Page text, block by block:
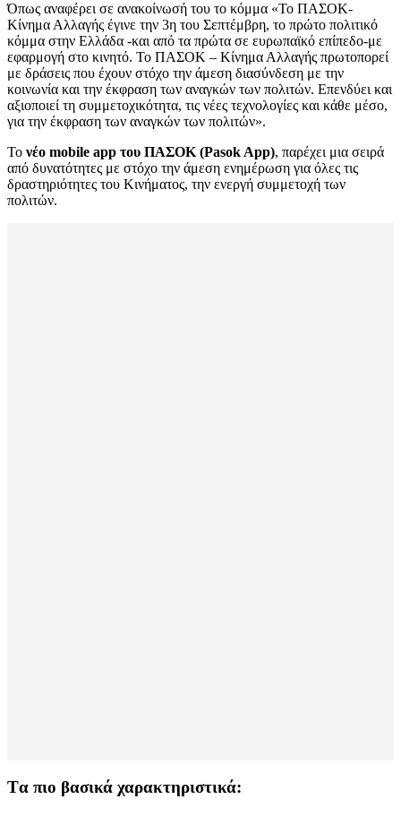
Όπως αναφέρει σε ανακοίνωσή του το κόμμα «To ΠΑΣΟΚ-
Κίνημα Αλλαγής έγινε την 3η του Σεπτέμβρη, το πρώτο πολιτικό
κόμμα στην Ελλάδα -και από τα πρώτα σε ευρωπαϊκό επίπεδο-με
εφαρμογή στο κινητό. Το ΠΑΣΟΚ – Κίνημα Αλλαγής πρωτοπορεί
με δράσεις που έχουν στόχο την άμεση διασύνδεση με την
κοινωνία και την έκφραση των αναγκών των πολιτών. Επενδύει και
αξιοποιεί τη συμμετοχικότητα, τις νέες τεχνολογίες και κάθε μέσο,
για την έκφραση των αναγκών των πολιτών».
Το νέο mobile app του ΠΑΣΟΚ (Pasok App), παρέχει μια σειρά
από δυνατότητες με στόχο την άμεση ενημέρωση για όλες τις
δραστηριότητες του Κινήματος, την ενεργή συμμετοχή των
πολιτών.
Tα πιο βασικά χαρακτηριστικά: